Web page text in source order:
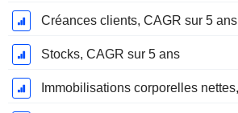
Créances clients, CAGR sur 5 ans
Stocks, CAGR sur 5 ans